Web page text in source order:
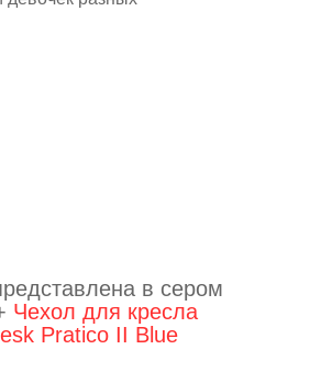
в сером
Чехол для кресла
Pratico II Blue